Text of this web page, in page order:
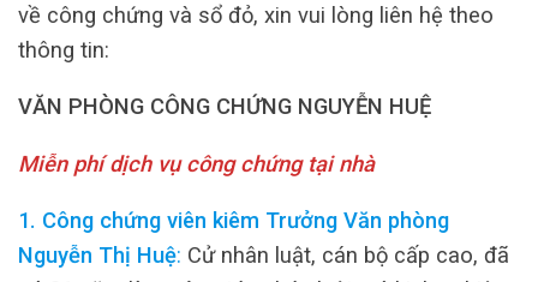
về công chứng và sổ đỏ, xin vui lòng liên hệ theo
thông tin:
VĂN PHÒNG CÔNG CHỨNG NGUYỄN HUỆ
Miễn phí dịch vụ công chứng tại nhà
1. Công chứng viên kiêm Trưởng Văn phòng
Nguyễn Thị Huệ: Cử nhân luật, cán bộ cấp cao, đã